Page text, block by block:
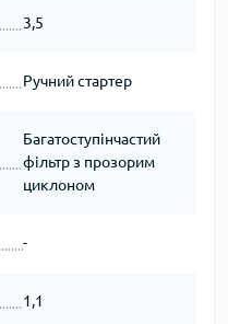
3,5
Ручний стартер
Багатоступінчастий
фільтр з прозорим
циклоном
-
1,1